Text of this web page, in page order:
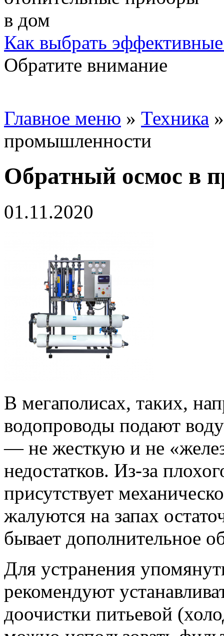
Как выбрать
Обратите внимание
Главное меню » Техника
промышленности
Обратный осмос в
01.11.2020
В мегаполисах, таких,
водопроводы подают воду
— не жесткую и не
недостатков. Из-за
присутствует
жалуются на запах
бывает дополнительное
Для устранения
рекомендуют
доочистки питьевой